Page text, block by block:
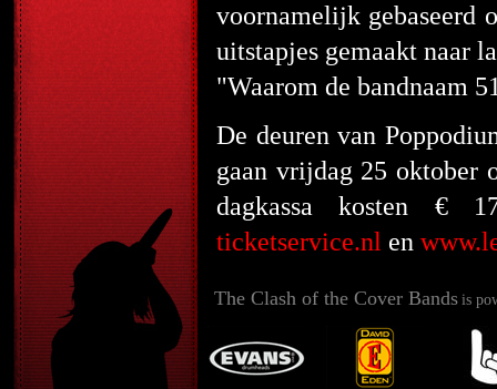
voornamelijk gebaseerd
uitstapjes gemaakt naar
"Waarom de bandnaam
De deuren van
gaan vrijdag 25 oktober
dagkassa kosten €
ticketservice.nl en
The Clash of the Cover Bands is